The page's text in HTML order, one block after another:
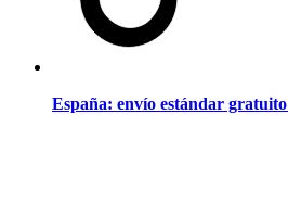
España: envío estándar gratuito